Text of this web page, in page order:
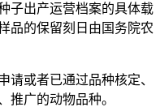
子出产运营档案的具体载
品的保留刻日由国务院农
或者已通过品种核定、
推广的动物品种。